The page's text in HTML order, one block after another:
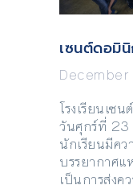
เซนต์ดอมิ
โรงเรียนเซ
วันศุกร์ที่ 23
นักเรียนมีค
บรรยากาศ
เป็นการส่ง